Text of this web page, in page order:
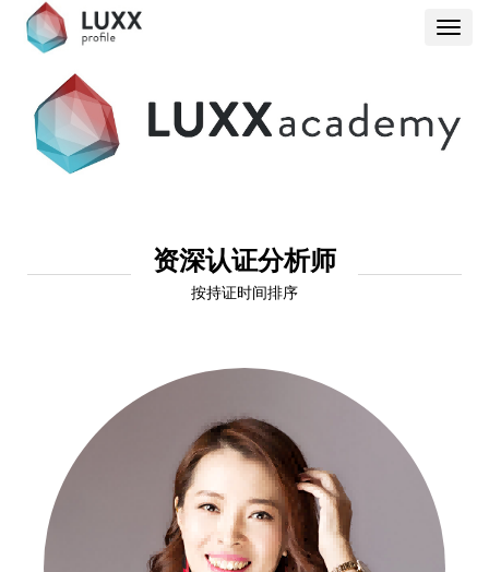
资深认证分析师
按持证时间排序